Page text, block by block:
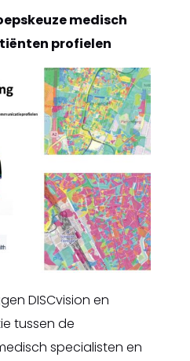
medisch
profielen
DISCvision en
tussen de
specialisten en